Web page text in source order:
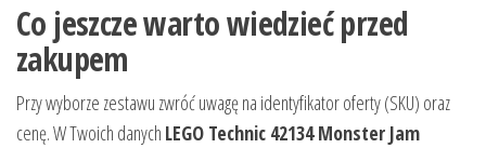
Co jeszcze warto wiedzieć przed
zakupem
Przy wyborze zestawu zwróć uwagę na identyfikator oferty (SKU) oraz
cenę. W Twoich danych LEGO Technic 42134 Monster Jam